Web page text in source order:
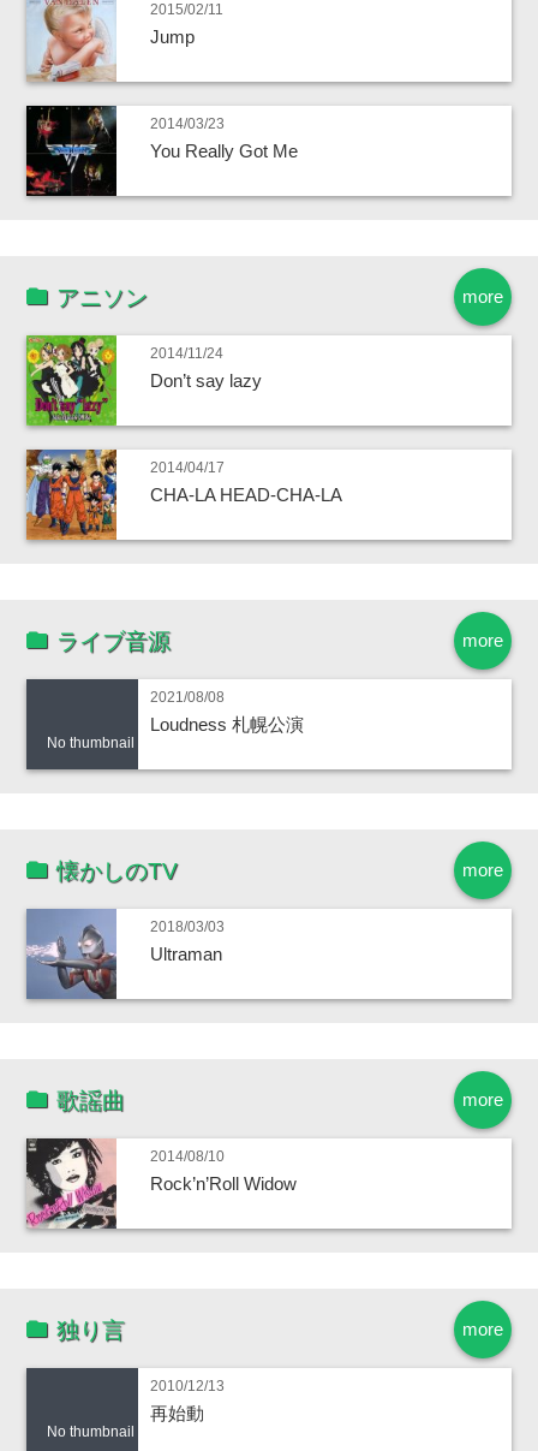
2015/02/11
Jump
2014/03/23
You Really Got Me
more
アニソン
2014/11/24
Don’t say lazy
2014/04/17
CHA-LA HEAD-CHA-LA
more
ライブ音源
No thumbnail
2021/08/08
Loudness 札幌公演
more
懐かしのTV
2018/03/03
Ultraman
more
歌謡曲
2014/08/10
Rock’n’Roll Widow
more
独り言
No thumbnail
2010/12/13
再始動